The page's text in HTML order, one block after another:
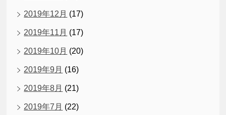
2019年12月 (17)
2019年11月 (17)
2019年10月 (20)
2019年9月 (16)
2019年8月 (21)
2019年7月 (22)